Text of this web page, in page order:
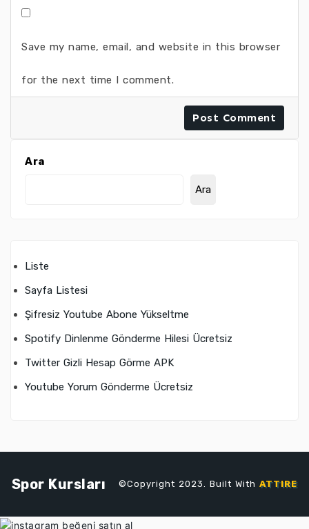
Save my name, email, and website in this browser
for the next time I comment.
Ara
Ara
Liste
Sayfa Listesi
Şifresiz Youtube Abone Yükseltme
Spotify Dinlenme Gönderme Hilesi Ücretsiz
Twitter Gizli Hesap Görme APK
Youtube Yorum Gönderme Ücretsiz
Spor Kursları ©Copyright 2023. Built WithATTIRE